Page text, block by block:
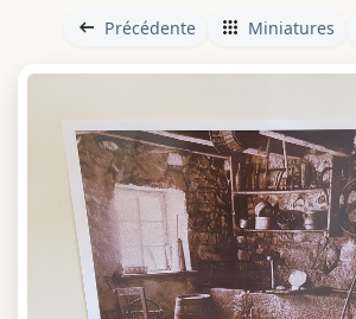
Précédente Miniatures